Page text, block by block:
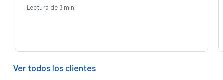
Lectura de 3 min
Ver todos los clientes